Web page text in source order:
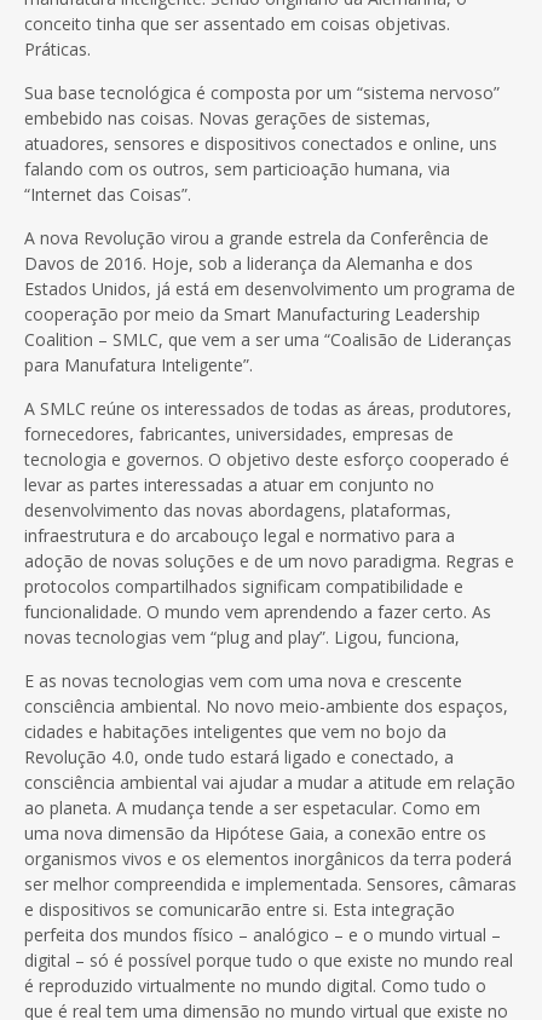
conceito tinha que ser assentado em coisas objetivas.
Práticas.
Sua base tecnológica é composta por um “sistema nervoso”
embebido nas coisas. Novas gerações de sistemas,
atuadores, sensores e dispositivos conectados e online, uns
falando com os outros, sem particioação humana, via
“Internet das Coisas”.
A nova Revolução virou a grande estrela da Conferência de
Davos de 2016. Hoje, sob a liderança da Alemanha e dos
Estados Unidos, já está em desenvolvimento um programa de
cooperação por meio da Smart Manufacturing Leadership
Coalition – SMLC, que vem a ser uma “Coalisão de Lideranças
para Manufatura Inteligente”.
A SMLC reúne os interessados de todas as áreas, produtores,
fornecedores, fabricantes, universidades, empresas de
tecnologia e governos. O objetivo deste esforço cooperado é
levar as partes interessadas a atuar em conjunto no
desenvolvimento das novas abordagens, plataformas,
infraestrutura e do arcabouço legal e normativo para a
adoção de novas soluções e de um novo paradigma. Regras e
protocolos compartilhados significam compatibilidade e
funcionalidade. O mundo vem aprendendo a fazer certo. As
novas tecnologias vem “plug and play”. Ligou, funciona,
E as novas tecnologias vem com uma nova e crescente
consciência ambiental. No novo meio-ambiente dos espaços,
cidades e habitações inteligentes que vem no bojo da
Revolução 4.0, onde tudo estará ligado e conectado, a
consciência ambiental vai ajudar a mudar a atitude em relação
ao planeta. A mudança tende a ser espetacular. Como em
uma nova dimensão da Hipótese Gaia, a conexão entre os
organismos vivos e os elementos inorgânicos da terra poderá
ser melhor compreendida e implementada. Sensores, câmaras
e dispositivos se comunicarão entre si. Esta integração
perfeita dos mundos físico – analógico – e o mundo virtual –
digital – só é possível porque tudo o que existe no mundo real
é reproduzido virtualmente no mundo digital. Como tudo o
que é real tem uma dimensão no mundo virtual que existe no